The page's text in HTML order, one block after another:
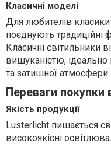
Класичні моделі
Для любителів
поєднують традиційні
Класичні світильники
вишуканістю, ідеально
та затишної атмосфери.
Переваги
Якість продукції
Lusterlicht пишається
високоякісні